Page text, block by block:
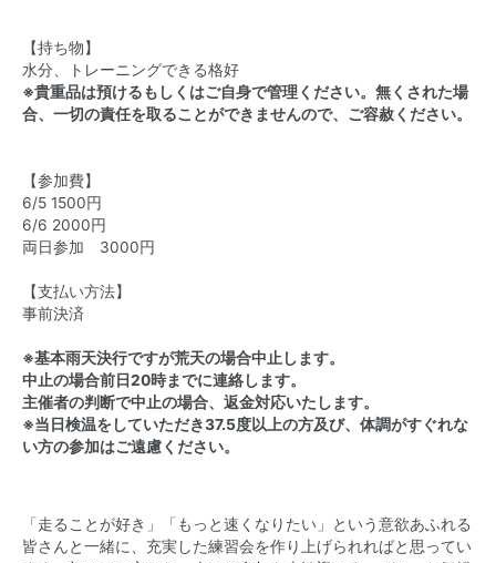
【持ち物】
水分、トレーニングできる格好
※貴重品は預けるもしくはご自身で管理ください。無くされた場
合、一切の責任を取ることができませんので、ご容赦ください。
【参加費】
6/5 1500円
6/6 2000円
両日参加 3000円
【支払い方法】
事前決済
※基本雨天決行ですが荒天の場合中止します。
中止の場合前日20時までに連絡します。
主催者の判断で中止の場合、返金対応いたします。
※当日検温をしていただき37.5度以上の方及び、体調がすぐれな
い方の参加はご遠慮ください。
「走ることが好き」「もっと速くなりたい」という意欲あふれる
皆さんと一緒に、充実した練習会を作り上げられればと思ってい